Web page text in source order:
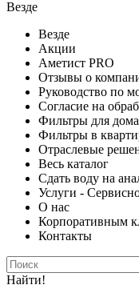
Везде
Везде
Акции
Аметист PRO
Отзывы о
Руководство по
Согласие на
Фильтры для дома
Фильтры в
Отраслевые
Весь каталог
Сдать воду на
Услуги -
О нас
Корпоративным
Контакты
Найти!